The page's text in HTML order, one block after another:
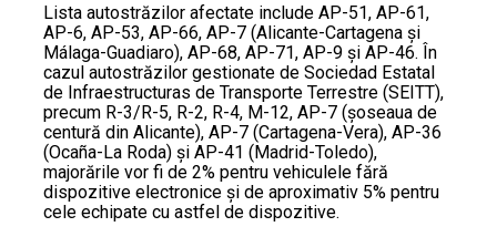
Lista autostrăzilor afectate include AP-51, AP-61,
AP-6, AP-53, AP-66, AP-7 (Alicante-Cartagena și
Málaga-Guadiaro), AP-68, AP-71, AP-9 și AP-46. În
cazul autostrăzilor gestionate de Sociedad Estatal
de Infraestructuras de Transporte Terrestre (SEITT),
precum R-3/R-5, R-2, R-4, M-12, AP-7 (șoseaua de
centură din Alicante), AP-7 (Cartagena-Vera), AP-36
(Ocaña-La Roda) și AP-41 (Madrid-Toledo),
majorările vor fi de 2% pentru vehiculele fără
dispozitive electronice și de aproximativ 5% pentru
cele echipate cu astfel de dispozitive.